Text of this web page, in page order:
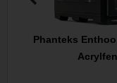
Phanteks